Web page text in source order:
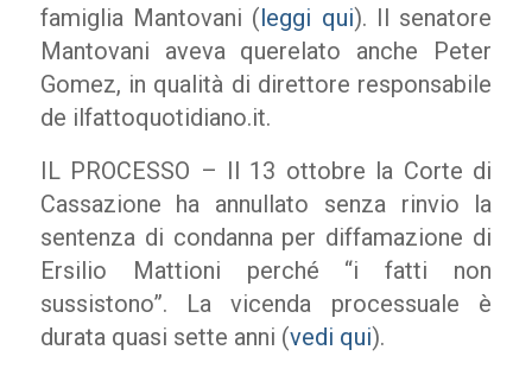
famiglia Mantovani (leggi qui). Il senatore
Mantovani aveva querelato anche Peter
Gomez, in qualità di direttore responsabile
de ilfattoquotidiano.it.
IL PROCESSO – Il 13 ottobre la Corte di
Cassazione ha annullato senza rinvio la
sentenza di condanna per diffamazione di
Ersilio Mattioni perché “i fatti non
sussistono”. La vicenda processuale è
durata quasi sette anni (vedi qui).